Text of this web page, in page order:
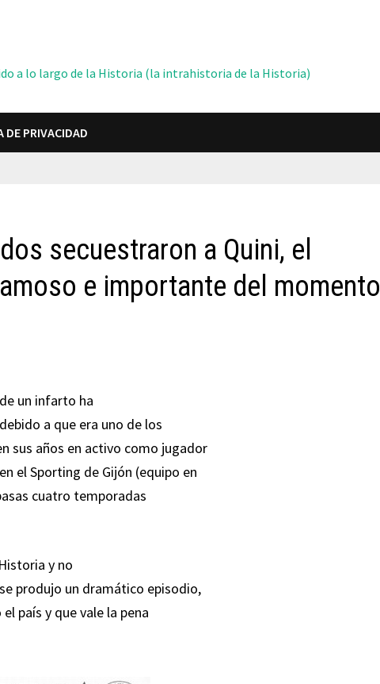
a lo largo de la Historia (la intrahistoria de la Historia)
DE PRIVACIDAD
secuestraron a Quini, el
e importante del momento
un infarto ha
a que era uno de los
sus años en activo como jugador
el Sporting de Gijón (equipo en
cuatro temporadas
y no
produjo un dramático episodio,
país y que vale la pena